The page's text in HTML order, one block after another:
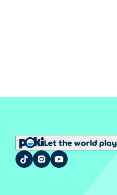
Let the world play